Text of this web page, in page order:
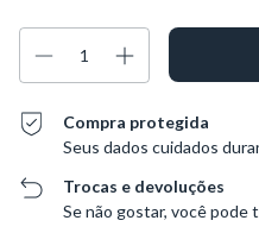
Compra protegida
Seus dados cuidados
Trocas e devoluções
Se não gostar, você pode